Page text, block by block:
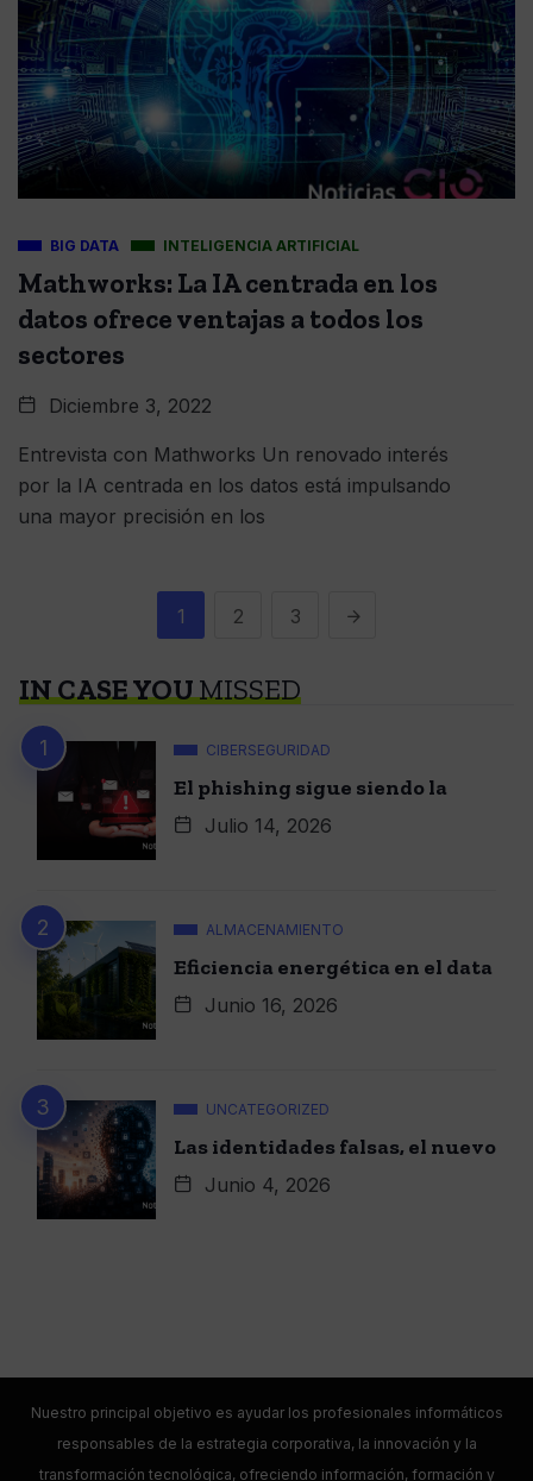
BIG DATA INTELIGENCIA ARTIFICIAL
Mathworks: La IA centrada en los
datos ofrece ventajas a todos los
sectores
Diciembre 3, 2022
Entrevista con Mathworks Un renovado interés
por la IA centrada en los datos está impulsando
una mayor precisión en los
1 2 3
IN CASE YOUMISSED
CIBERSEGURIDAD
El phishing sigue siendo la
Julio 14, 2026
ALMACENAMIENTO
Eficiencia energética en el data
Junio 16, 2026
UNCATEGORIZED
Las identidades falsas, el nuevo
Junio 4, 2026
Nuestro principal objetivo es ayudar los profesionales informáticos
responsables de la estrategia corporativa, la innovación y la
transformación tecnológica, ofreciendo información, formación y